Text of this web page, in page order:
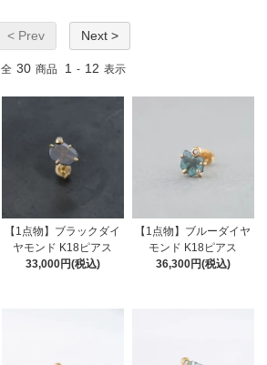
< Prev Next >
全 30 商品 1 - 12 表示
【1点物】ブラックダイ
ヤモンド K18ピアス
33,000円(税込)
【1点物】ブルーダイヤ
モンド K18ピアス
36,300円(税込)